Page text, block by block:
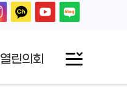
열린의회